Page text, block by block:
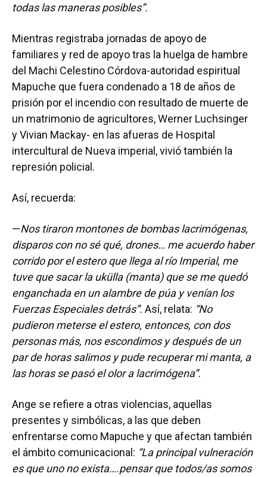
todas las maneras posibles”.
Mientras registraba jornadas de apoyo de
familiares y red de apoyo tras la huelga de hambre
del Machi Celestino Córdova-autoridad espiritual
Mapuche que fuera condenado a 18 de años de
prisión por el incendio con resultado de muerte de
un matrimonio de agricultores, Werner Luchsinger
y Vivian Mackay- en las afueras de Hospital
intercultural de Nueva imperial, vivió también la
represión policial.
Así, recuerda:
—Nos tiraron montones de bombas lacrimógenas,
disparos con no sé qué, drones… me acuerdo haber
corrido por el estero que llega al río Imperial, me
tuve que sacar la ukülla (manta) que se me quedó
enganchada en un alambre de púa y venían los
Fuerzas Especiales detrás”. Así, relata: “No
pudieron meterse el estero, entonces, con dos
personas más, nos escondimos y después de un
par de horas salimos y pude recuperar mi manta, a
las horas se pasó el olor a lacrimógena”.
Ange se refiere a otras violencias, aquellas
presentes y simbólicas, a las que deben
enfrentarse como Mapuche y que afectan también
el ámbito comunicacional: “La principal vulneración
es que uno no exista….pensar que todos/as somos